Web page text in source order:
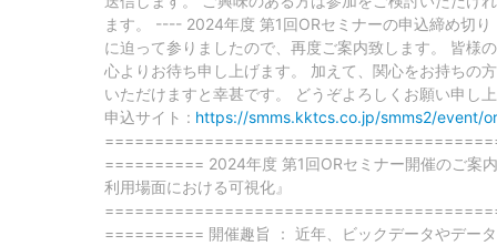
ます。 ---- 2024年度 第1回ORセミナーの申込締め切
に迫って参りましたので、再度ご案内致します。 皆様
心よりお待ち申し上げます。 加えて、関心をお持ちの
いただけますと幸甚です。 どうぞよろしくお願い申し
申込サイト : https://smms.kktcs.co.jp/smms2/event/
========== 2024年度 第1回ORセミナー開催のご案
利用場面における可視化』
========== 開催趣旨 ： 近年、ビックデータやデー